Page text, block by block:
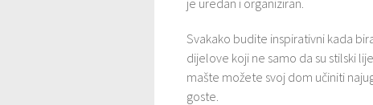
je uredan i organiziran.
Svakako budite inspirativni kada
dijelove koji ne samo da su stilski
mašte možete svoj dom učiniti
goste.